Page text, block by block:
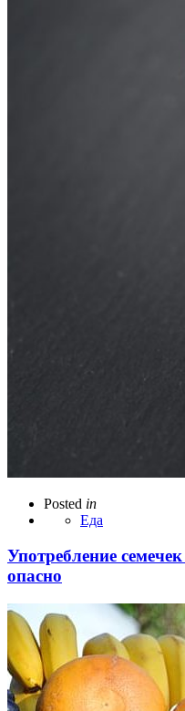
Posted in
Еда
Употребление
опасно